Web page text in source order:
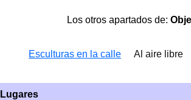
Los otros apartados de:
Esculturas en la calle Al aire libre
Lugares